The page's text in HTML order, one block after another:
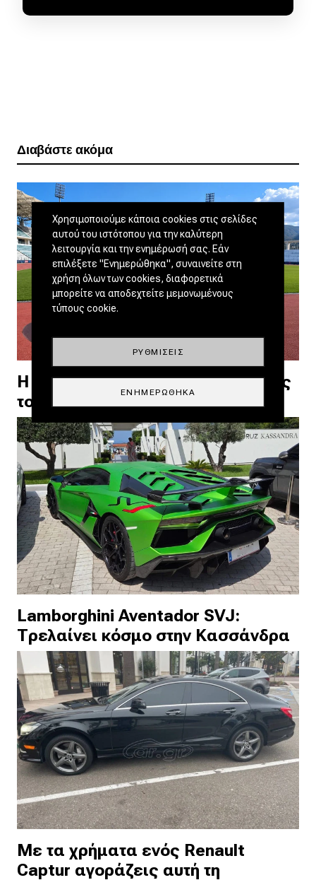
Διαβάστε ακόμα
H Dacia δίπλα στους πρωταθλητές
του ελληνικού στίβου
Lamborghini Aventador SVJ:
Τρελαίνει κόσμο στην Κασσάνδρα
Με τα χρήματα ενός Renault
Captur αγοράζεις αυτή τη
Χρησιμοποιούμε κάποια cookies στις σελίδες
αυτού του ιστότοπου για την καλύτερη
λειτουργία και την ενημέρωσή σας. Εάν
επιλέξετε "Ενημερώθηκα", συναινείτε στη
χρήση όλων των cookies, διαφορετικά
μπορείτε να αποδεχτείτε μεμονωμένους
τύπους cookie.
ΡΥΘΜΊΣΕΙΣ
ΕΝΗΜΕΡΏΘΗΚΑ